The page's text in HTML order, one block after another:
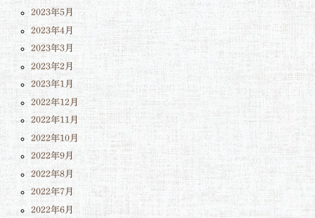
2023年5月
2023年4月
2023年3月
2023年2月
2023年1月
2022年12月
2022年11月
2022年10月
2022年9月
2022年8月
2022年7月
2022年6月